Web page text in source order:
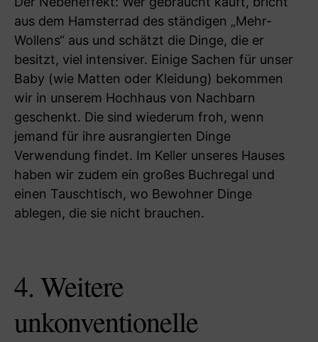
aus dem Hamsterrad des ständigen „Mehr-
Wollens“ aus und schätzt die Dinge, die er
besitzt, viel intensiver. Einige Sachen für unser
Baby (wie Matten oder Kleidung) bekommen
wir in unserem Hochhaus von Nachbarn
geschenkt. Die sind wiederum froh, wenn
jemand für ihre ausrangierten Dinge
Verwendung findet. Im Keller unseres Hauses
haben wir zudem ein großes Buchregal und
einen Tauschtisch, wo Bewohner Dinge
ablegen, die sie nicht brauchen.
4. Weitere
unkonventionelle